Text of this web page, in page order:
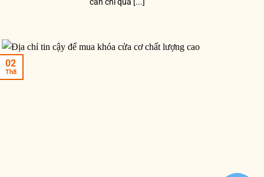
CỬA
cửa phòng bằng đồng
cần chi quá [...]
02
Th8